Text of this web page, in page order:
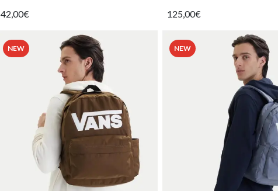
42,00€ 125,00€
NEW NEW